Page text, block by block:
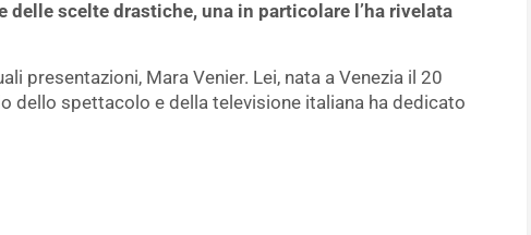
delle scelte drastiche, una in particolare l’ha rivelata
presentazioni, Mara Venier. Lei, nata a Venezia il 20
dello spettacolo e della televisione italiana ha dedicato